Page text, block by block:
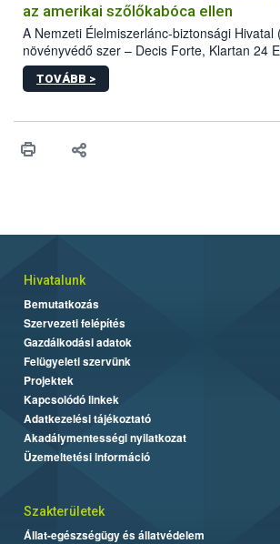
az amerikai szőlőkabóca ellen
A Nemzeti Élelmiszerlánc-biztonsági Hivatal
növényvédő szer – Decis Forte, Klartan 24
engedélyokiratát módosította, így azok a
egészen a vesszőérettség (BBCH 91)
érésű szőlőkben is legyen lehetőség a
felhasználók számára is elérhető és
TOVÁBB >
Hivatalunk
Bemutatkozás
Szervezeti felépítés
Gazdálkodási adatok
Felügyeleti szervünk
Projektek
Kapcsolódó linkek
Adatkezelési tájékoztató
Akadálymentességi nyilatkozat
Üzemeltetési információ
Szakterületek
Állat-egészségügy és állatvédelem